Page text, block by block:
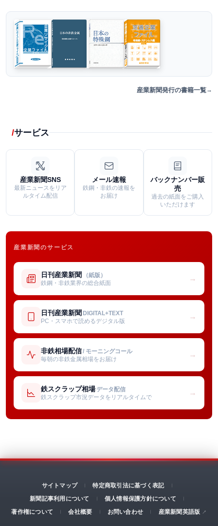
産業新聞発行の書籍一覧
サービス
産業新聞SNS
最新ニュースをリア
ルタイム配信
メール速報
鉄鋼・非鉄の速報を
お届け
バックナンバー販
売
過去の紙面をご購入
いただけます
産業新聞のサービス
日刊産業新聞 （紙版）
鉄鋼・非鉄業界の総合紙面
→
日刊産業新聞 DIGITAL+TEXT
PC・スマホで読めるデジタル版
→
非鉄相場配信/ モーニングコール
毎朝の非鉄金属相場をお届け
→
鉄スクラップ相場 データ配信
鉄スクラップ市況データをリアルタイムで
→
サイトマップ
特定商取引法に基づく表記
新聞記事利用について
個人情報保護方針について
著作権について
会社概要 お問い合わせ 産業新聞英語版